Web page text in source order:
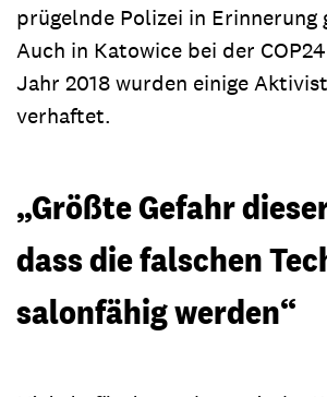
prügelnde Polizei in Erinnerung
Auch in Katowice bei der
Jahr 2018 wurden einige
verhaftet.
„Größte Gefahr
dass die falschen
salonfähig werden“